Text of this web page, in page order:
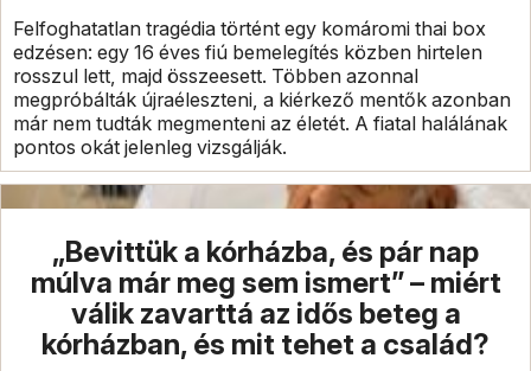
Felfoghatatlan tragédia történt egy komáromi thai box
edzésen: egy 16 éves fiú bemelegítés közben hirtelen
rosszul lett, majd összeesett. Többen azonnal
megpróbálták újraéleszteni, a kiérkező mentők azonban
már nem tudták megmenteni az életét. A fiatal halálának
pontos okát jelenleg vizsgálják.
„Bevittük a kórházba, és pár nap
múlva már meg sem ismert” – miért
válik zavarttá az idős beteg a
kórházban, és mit tehet a család?